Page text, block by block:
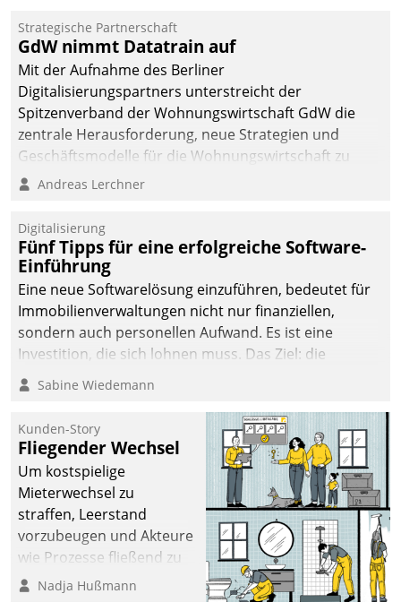
kommunale Wohnungsbauunternehmen daher
gemeinsam mit der Berliner Datatrain GmbH den
Teilprozess der Objektsanierung digitalisiert.
Strategische Partnerschaft
GdW nimmt Datatrain auf
Mit der Aufnahme des Berliner
Digitalisierungspartners unterstreicht der
Spitzenverband der Wohnungswirtschaft GdW die
zentrale Herausforderung, neue Strategien und
Geschäftsmodelle für die Wohnungswirtschaft zu
entwickeln.
Andreas Lerchner
Digitalisierung
Fünf Tipps für eine erfolgreiche Software-
Einführung
Eine neue Softwarelösung einzuführen, bedeutet für
Immobilienverwaltungen nicht nur finanziellen,
sondern auch personellen Aufwand. Es ist eine
Investition, die sich lohnen muss. Das Ziel: die
nachhaltige Optimierung der Geschäftsabläufe. Damit
dieses Ziel erreicht wird, sollten einige Grundregeln
Sabine Wiedemann
Kunden-Story
Fliegender Wechsel
Um kostspielige
Mieterwechsel zu
straffen, Leerstand
vorzubeugen und Akteure
wie Prozesse fließend zu
vernetzen, nutzt die
Nadja Hußmann